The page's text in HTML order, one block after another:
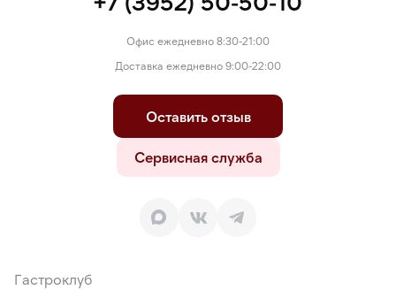
Офис ежедневно 8:30-21:00
Доставка ежедневно 9:00-22:00
Оставить отзыв
Сервисная служба
Гастроклуб